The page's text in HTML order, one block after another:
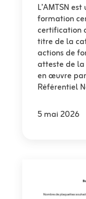
L’AMTSN
formation
certification
titre de la
actions de
atteste de
en œuvre
Référentiel
5 mai 2026